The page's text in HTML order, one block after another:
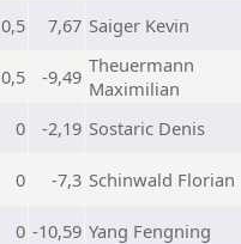
0,5 7,67 Saiger Kevin
0,5 -9,49 Theuermann
Maximilian
0 -2,19 Sostaric Denis
0 -7,3 Schinwald Florian
0 -10,59 Yang Fengning